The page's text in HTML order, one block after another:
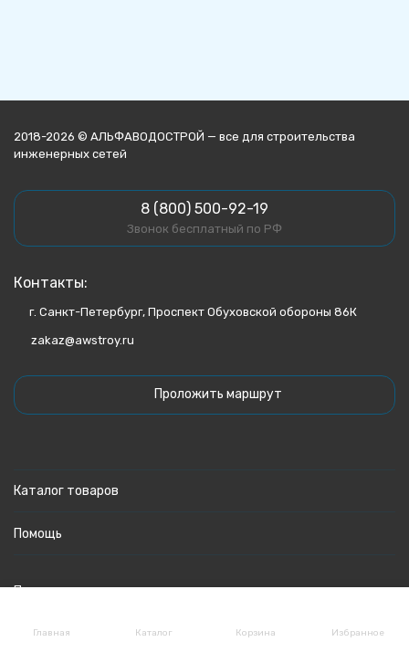
Главная Каталог Корзина Избранное
2018-2026 © АЛЬФАВОДОСТРОЙ — все для строительства
инженерных сетей
8 (800) 500-92-19
Звонок бесплатный по РФ
Контакты:
г. Санкт-Петербург, Проспект Обуховской обороны 86К
zakaz@awstroy.ru
Проложить маршрут
Каталог товаров
Помощь
Политика персональных данных